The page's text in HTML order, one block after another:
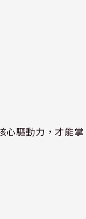
心驅動力，才能掌